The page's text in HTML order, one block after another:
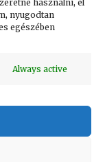
használni, el
nyugodtan
egészében
Always active